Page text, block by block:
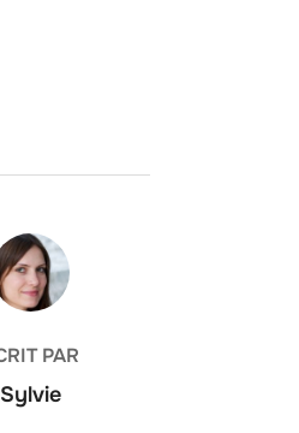
LA PUBLICATION
PAR
Sylvie